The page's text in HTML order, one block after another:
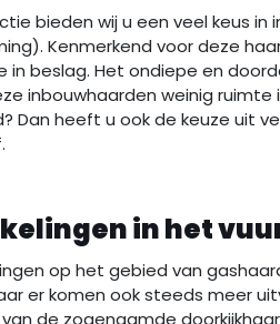
bieden wij u een veel keus
Kenmerkend voor deze
in beslag. Het ondiepe en
inbouwhaarden weinig
Dan heeft u ook de keuze uit
in het
op het gebied van
er komen ook steeds meer
de zogenaamde